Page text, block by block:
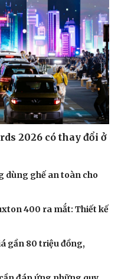
2026 có thay đổi ở
dùng ghế an toàn cho
400 ra mắt: Thiết kế
gần 80 triệu đồng,